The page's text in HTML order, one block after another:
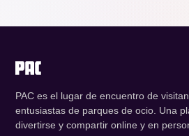
PAC es el lugar de encuentro de
entusiastas de parques de ocio. Una
divertirse y compartir online y en